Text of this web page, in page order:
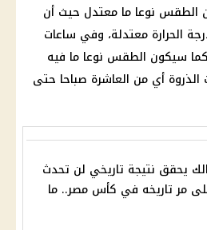
الطقس نوعا ما معتدل حيث أن
الحرارة معتدلة، وفي ساعات
سيكون الطقس نوعا ما فيه
أي من العاشرة صباحا حتى
يحقق نتيجة تاريخي لن تحدث
مر تاريخه في كأس مصر.. ما